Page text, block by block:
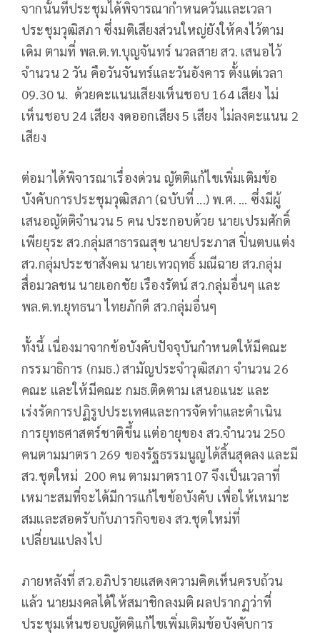
จากนั้นที่ประชุมได้พิจารณากำหนดวันและเวลา
ประชุมวุฒิสภา ซึ่งมติเสียงส่วนใหญ่ยังให้คงไว้ตาม
เดิม ตามที่ พล.ต.ท.บุญจันทร์ นวลสาย สว. เสนอไว้
จำนวน 2 วัน คือวันจันทร์และวันอังคาร ตั้งแต่เวลา
09.30 น. ด้วยคะแนนเสียงเห็นชอบ 164 เสียง ไม่
เห็นชอบ 24 เสียง งดออกเสียง 5 เสียง ไม่ลงคะแนน 2
เสียง
ต่อมาได้พิจารณาเรื่องด่วน ญัตติแก้ไขเพิ่มเติมข้อ
บังคับการประชุมวุฒิสภา (ฉบับที่ ...) พ.ศ. ... ซึ่งมีผู้
เสนอญัตติจำนวน 5 คน ประกอบด้วย นายเปรมศักดิ์
เพียยุระ สว.กลุ่มสาธารณสุข นายประภาส ปิ่นตบแต่ง
สว.กลุ่มประชาสังคม นายเทวฤทธิ์ มณีฉาย สว.กลุ่ม
สื่อมวลชน นายเอกชัย เรืองรัตน์ สว.กลุ่มอื่นๆ และ
พล.ต.ท.ยุทธนา ไทยภักดี สว.กลุ่มอื่นๆ
ทั้งนี้ เนื่องมาจากข้อบังคับปัจจุบันกำหนดให้มีคณะ
กรรมาธิการ (กมธ.) สามัญประจำวุฒิสภา จำนวน 26
คณะ และให้มีคณะ กมธ.ติดตาม เสนอแนะ และ
เร่งรัดการปฏิรูปประเทศและการจัดทำและดำเนิน
การยุทธศาสตร์ชาติขึ้น แต่อายุของ สว.จำนวน 250
คนตามมาตรา 269 ของรัฐธรรมนูญได้สิ้นสุดลง และมี
สว.ชุดใหม่ 200 คน ตามมาตรา107 จึงเป็นเวลาที่
เหมาะสมที่จะได้มีการแก้ไขข้อบังคับ เพื่อให้เหมาะ
สมและสอดรับกับภารกิจของ สว.ชุดใหม่ที่
เปลี่ยนแปลงไป
ภายหลังที่ สว.อภิปรายแสดงความคิดเห็นครบถ้วน
แล้ว นายมงคลได้ให้สมาชิกลงมติ ผลปรากฏว่าที่
ประชุมเห็นชอบญัตติแก้ไขเพิ่มเติมข้อบังคับการ